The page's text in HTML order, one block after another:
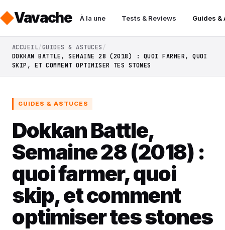
Vavache À la une Tests & Reviews Guides &
ACCUEIL GUIDES & ASTUCES
DOKKAN BATTLE, SEMAINE 28 (2018) : QUOI FARMER, QUOI
SKIP, ET COMMENT OPTIMISER TES STONES
GUIDES & ASTUCES
Dokkan Battle,
Semaine 28 (2018) :
quoi farmer, quoi
skip, et comment
optimiser tes stones